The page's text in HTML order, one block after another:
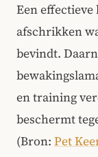
Een
afschrikken
bevindt.
en training
beschermt
(Bron: Pet